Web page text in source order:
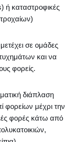
ή καταστροφικές
σε ομάδες
και να
φορείς.
διάπλαση
φορείων μέχρι την
φορές κάτω από